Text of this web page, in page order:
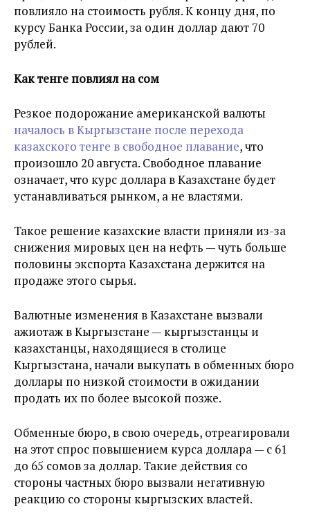
повлияло на стоимость рубля. К концу дня, по
курсу Банка России, за один доллар дают 70
рублей.
Как тенге повлиял на сом
Резкое подорожание американской валюты
началось в Кыргызстане после перехода
казахского тенге в свободное плавание, что
произошло 20 августа. Свободное плавание
означает, что курс доллара в Казахстане будет
устанавливаться рынком, а не властями.
Такое решение казахские власти приняли из-за
снижения мировых цен на нефть — чуть больше
половины экспорта Казахстана держится на
продаже этого сырья.
Валютные изменения в Казахстане вызвали
ажиотаж в Кыргызстане — кыргызстанцы и
казахстанцы, находящиеся в столице
Кыргызстана, начали выкупать в обменных бюро
доллары по низкой стоимости в ожидании
продать их по более высокой позже.
Обменные бюро, в свою очередь, отреагировали
на этот спрос повышением курса доллара — с 61
до 65 сомов за доллар. Такие действия со
стороны частных бюро вызвали негативную
реакцию со стороны кыргызских властей.